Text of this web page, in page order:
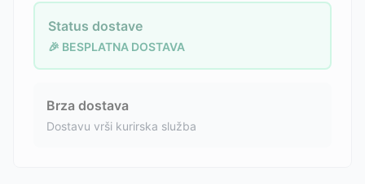
Status dostave
🎉 BESPLATNA DOSTAVA
Brza dostava
Dostavu vrši kurirska služba